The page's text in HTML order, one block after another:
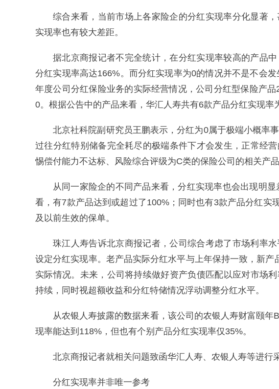
综合来看，当前市场上各家险企的分红实现率分化显著
实现率也有较大差距。
据北京商报记者不完全统计，在分红实现率较高的产品
分红实现率高达166%。而分红实现率为0的情况并不是不会
年度公司分红保险业务的实际经营情况，公司分红型保险产
0。根据公告中的产品来看，华汇人寿共有6款产品分红实现率
北京社科院副研究员王鹏表示，分红为0属于极端小概率
过往分红特别储备完全耗尽的极端条件下才会发生，正常经
惕偿付能力不达标、风险综合评级为C类的保险公司的相关产品
从同一家险企的不同产品来看，分红实现率也会出现明
看，有7款产品达到或超过了100%；同时也有3款产品分红实
及以前生效的保单。
珠江人寿告诉北京商报记者，公司综合考虑了市场利率
设定分红实现率。老产品实际分红水平与上年保持一致，新产
实际情况。未来，公司将持续做好资产负债匹配以应对市场
持续，同时视超额收益和分红特储情况浮动调整分红水平。
从农银人寿披露的数据来看，该公司的农银人寿财富颐
现率能达到118%，但也有个别产品分红实现率仅35%。
北京商报记者就相关问题致函华汇人寿、农银人寿等进行
分红实现率并非唯一参考